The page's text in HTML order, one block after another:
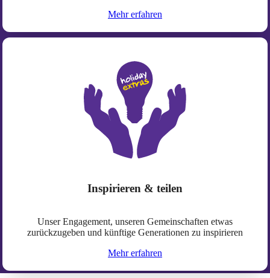
Mehr erfahren
Inspirieren & teilen
Unser Engagement, unseren Gemeinschaften etwas
zurückzugeben und künftige Generationen zu inspirieren
Mehr erfahren